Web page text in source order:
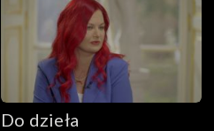
Do dzieła